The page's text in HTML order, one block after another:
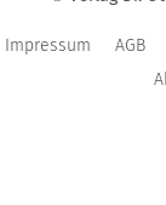
Impressum AGB